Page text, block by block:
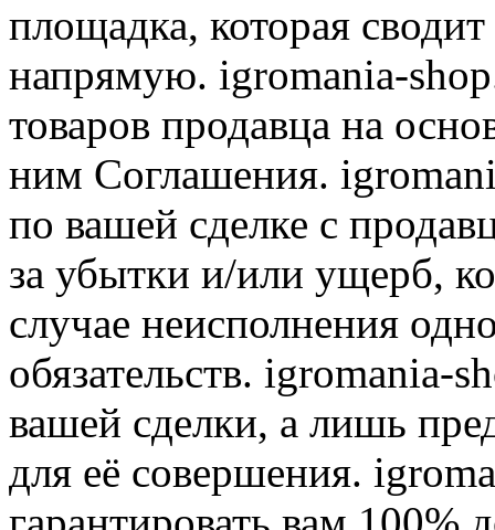
площадка, которая
напрямую. igromania-
товаров продавца на
ним Соглашения.
по вашей сделке с
за убытки и/или ущерб,
случае неисполнения
обязательств. igromania-
вашей сделки, а лишь
для её совершения.